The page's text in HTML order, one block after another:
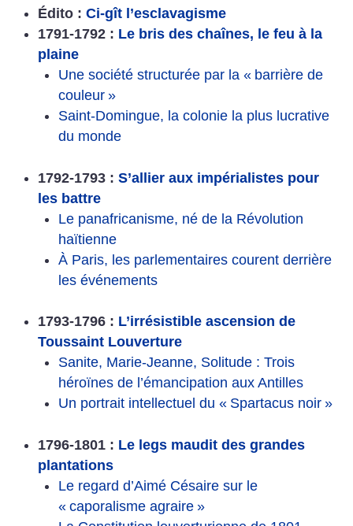
Édito : Ci-gît l’esclavagisme
1791-1792 : Le bris des chaînes, le feu à la
plaine
Une société structurée par la « barrière de
couleur »
Saint-Domingue, la colonie la plus lucrative
du monde
1792-1793 : S’allier aux impérialistes pour
les battre
Le panafricanisme, né de la Révolution
haïtienne
À Paris, les parlementaires courent derrière
les événements
1793-1796 : L’irrésistible ascension de
Toussaint Louverture
Sanite, Marie-Jeanne, Solitude : Trois
héroïnes de l’émancipation aux Antilles
Un portrait intellectuel du « Spartacus noir »
1796-1801 : Le legs maudit des grandes
plantations
Le regard d’Aimé Césaire sur le
« caporalisme agraire »